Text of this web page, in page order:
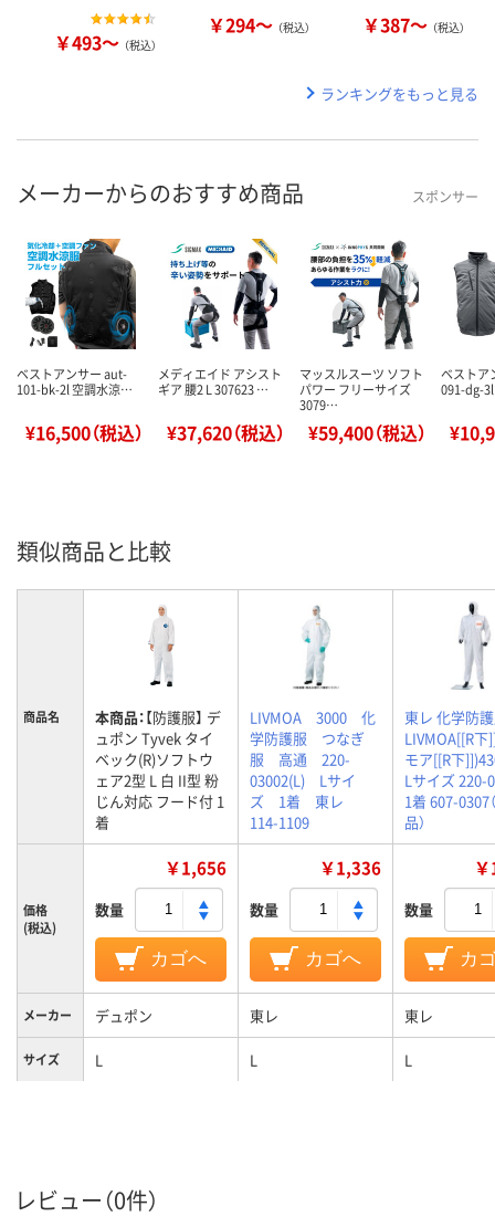
￥493～ （税込）
￥294～ （税込） ￥387～ （税込）
ランキングをもっと見る
メーカーからのおすすめ商品 スポンサー
ベストアンサー aut-
101-bk-2l 空調水涼…
¥16,500（税込）
メディエイド アシスト
ギア 腰2 L 307623 …
¥37,620（税込）
マッスルスーツ ソフト
パワー フリーサイズ
3079…
¥59,400（税込）
ベストア
091-dg-
類似商品と比較
商品名 本商品：【防護服】 デ
ュポン Tyvek タイ
ベック(R)ソフトウ
ェア2型 L 白 II型 粉
じん対応 フード付 1
着
LIVMOA 3000 化
学防護服 つなぎ
服 高通 220-
03002(L) Lサイ
ズ 1着 東レ
114-1109
東レ 化学防
LIVMOA[[R下
モア[[R下
Lサイズ 220-
1着 607-0307
品）
価格
(税込)
￥1,656
数量
カゴへ
￥1,336
数量
カゴへ
数量
カ
メーカー デュポン 東レ 東レ
サイズ L L L
レビュー（0件）